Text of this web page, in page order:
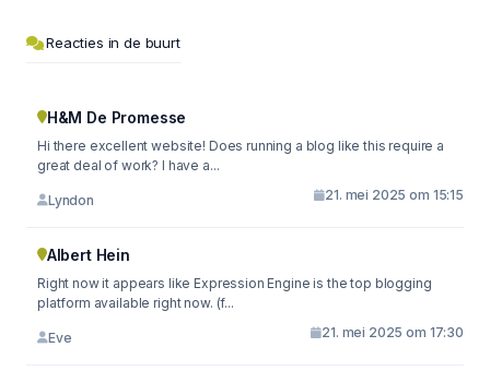
Reacties in de buurt
H&M De Promesse
Hi there excellent website! Does running a blog like this require a
great deal of work? I have a...
Lyndon 21. mei 2025 om 15:15
Albert Hein
Right now it appears like Expression Engine is the top blogging
platform available right now. (f...
Eve 21. mei 2025 om 17:30